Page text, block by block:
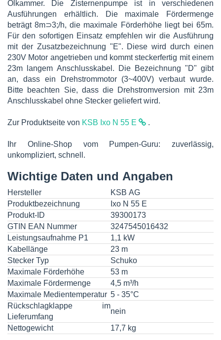
Ölkammer. Die Zisternenpumpe ist in verschiedenen
Ausführungen erhältlich. Die maximale Fördermenge
beträgt 8m⊃3;/h, die maximale Förderhöhe liegt bei 65m.
Für den sofortigen Einsatz empfehlen wir die Ausführung
mit der Zusatzbezeichnung "E". Diese wird durch einen
230V Motor angetrieben und kommt steckerfertig mit einem
23m langem Anschlusskabel. Die Bezeichnung "D" gibt
an, dass ein Drehstrommotor (3~400V) verbaut wurde.
Bitte beachten Sie, dass die Drehstromversion mit 23m
Anschlusskabel ohne Stecker geliefert wird.
Zur Produktseite von KSB Ixo N 55 E .
Ihr Online-Shop vom Pumpen-Guru: zuverlässig,
unkompliziert, schnell.
Wichtige Daten und Angaben
Hersteller
KSB AG
Produktbezeichnung
Ixo N 55 E
Produkt-ID
39300173
GTIN EAN Nummer
3247545016432
Leistungsaufnahme P1
1,1 kW
Kabellänge
23 m
Stecker Typ
Schuko
Maximale Förderhöhe
53 m
Maximale Fördermenge
4,5 m³/h
Maximale Medientemperatur 5 - 35°C
Rückschlagklappe im
Lieferumfang
nein
Nettogewicht
17,7 kg